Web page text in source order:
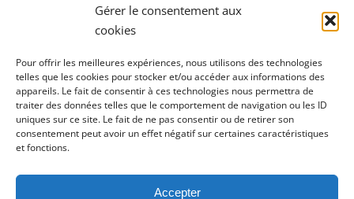
Gérer le consentement aux
cookies
Pour offrir les meilleures expériences, nous utilisons des technologies
telles que les cookies pour stocker et/ou accéder aux informations des
appareils. Le fait de consentir à ces technologies nous permettra de
traiter des données telles que le comportement de navigation ou les ID
uniques sur ce site. Le fait de ne pas consentir ou de retirer son
consentement peut avoir un effet négatif sur certaines caractéristiques
et fonctions.
Accepter
2 Rue Dame Pernette
Horaires
Lundi de 8h15 à 12h
Mardi de 8h15 à 12h
Mercredi 8h15 à 12h
Jeudi de 8h15 à 12h - 16h à 18h00